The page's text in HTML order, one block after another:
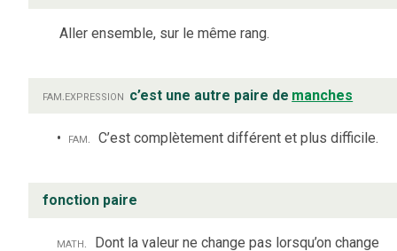
Aller ensemble, sur le même rang.
fam.expression c’est une autre paire de manches
fam. C’est complètement différent et plus difficile.
fonction paire
math. Dont la valeur ne change pas lorsqu’on change